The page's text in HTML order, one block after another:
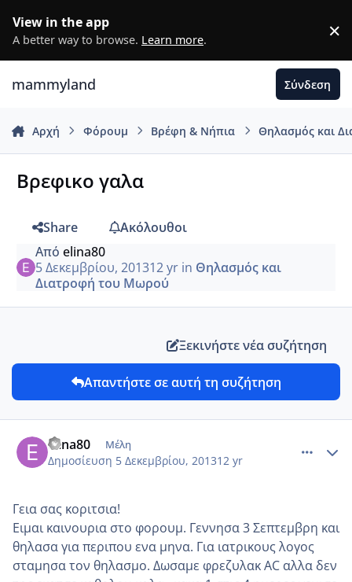
View in the app
A better way to browse. Learn more. ×
mammyland Σύνδεση
Αρχή Φόρουμ Βρέφη & Νήπια Θηλασμός και
Βρεφικο γαλα
Share
Ακόλουθοι
Από elina80
5 Δεκεμβρίου, 201312 yrin Θηλασμός και
Διατροφή του Μωρού
Ξεκινήστε νέα συζήτηση
Απαντήστε σε αυτή τη συζήτηση
elina80 Μέλη
Δημοσίευση 5 Δεκεμβρίου, 201312 yr
Γεια σας κοριτσια!
Ειμαι καινουρια στο φορουμ. Γεννησα 3 Σεπτεμβρη και
θηλασα για περιπου ενα μηνα. Για ιατρικους λογος
σταμησα τον θηλασμο. Δωσαμε φρεζυλακ AC αλλα δεν